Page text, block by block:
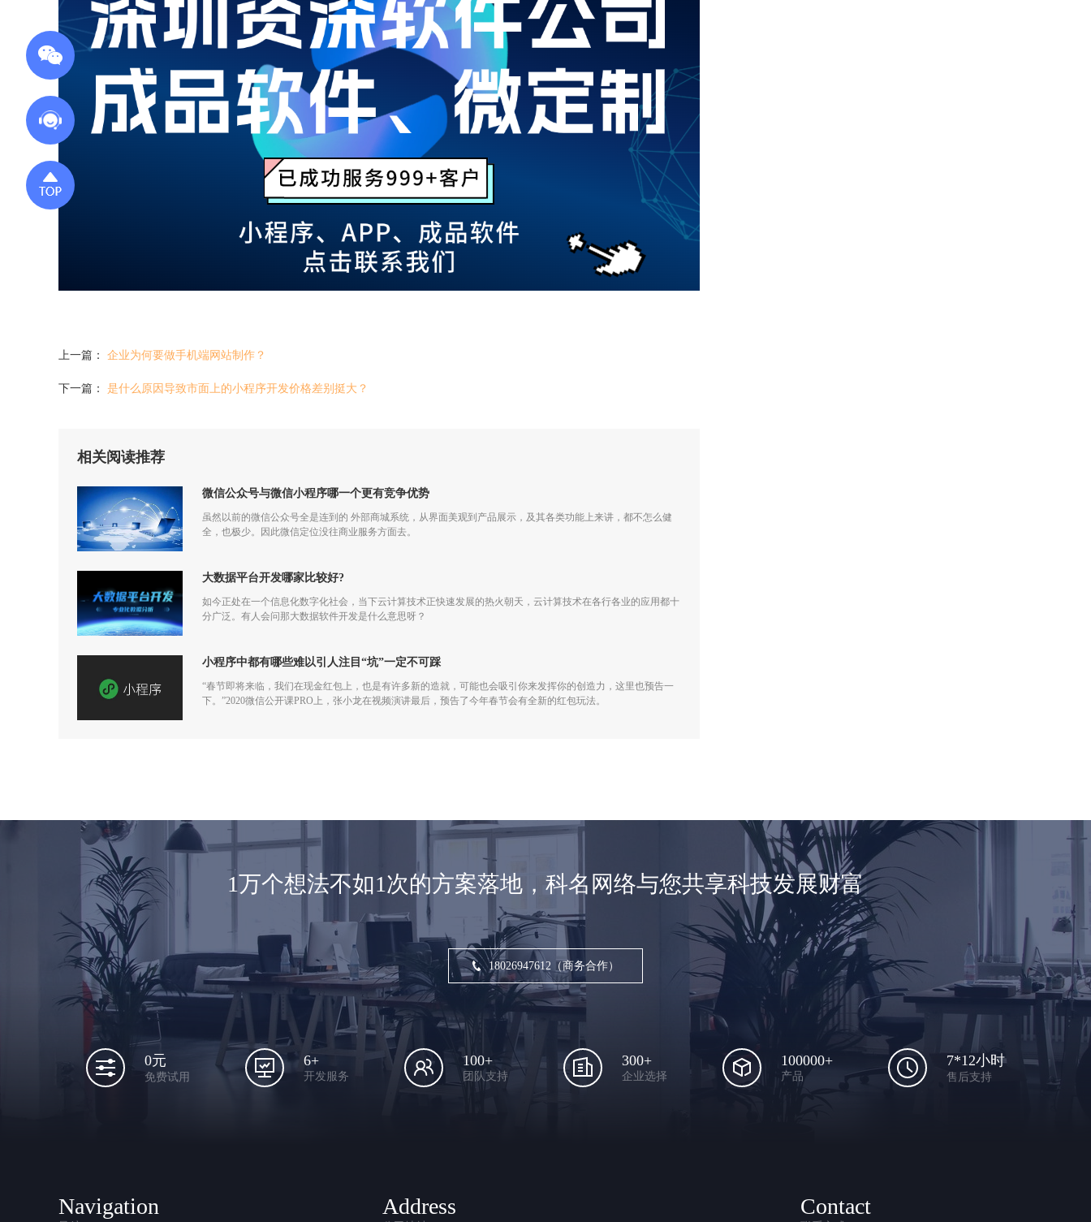
上一篇： 企业为何要做手机端网站制作？
下一篇： 是什么原因导致市面上的小程序开发价格差别挺大？
相关阅读推荐
微信公众号与微信小程序哪一个更有竞争优势
虽然以前的微信公众号全是连到的 外部商城系统，从界面美观到产品展示，及其各类功能上来讲，都不怎么健
全，也极少。因此微信定位没往商业服务方面去。
大数据平台开发哪家比较好?
如今正处在一个信息化数字化社会，当下云计算技术正快速发展的热火朝天，云计算技术在各行各业的应用都十
分广泛。有人会问那大数据软件开发是什么意思呀？
小程序中都有哪些难以引人注目“坑”一定不可踩
“春节即将来临，我们在现金红包上，也是有许多新的造就，可能也会吸引你来发挥你的创造力，这里也预告一
下。”2020微信公开课PRO上，张小龙在视频演讲最后，预告了今年春节会有全新的红包玩法。
1万个想法不如1次的方案落地，科名网络与您共享科技发展财富
18026947612（商务合作）
0元
免费试用
6+
开发服务
100+
团队支持
300+
企业选择
100000+
产品
7*12小时
售后支持
Navigation Address Contact